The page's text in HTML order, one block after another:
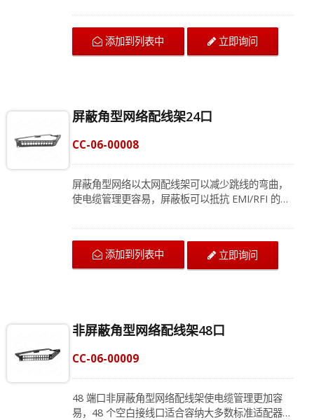
保持网线整齐。在布线环境中，配线架 24 端口是
一种智能方式，通过有助于管理结构化布线。我们
的团队很乐意为您提供量身定制的布线规划，请立
即联系我们获取更多信息！
添加到列表中 立即询问
屏蔽角型网络配线架24口
CC-06-00008
屏蔽角型网络以太网配线架可以减少跳线的弯曲，
使电缆管理更容易，屏蔽板可以抵抗 EMI/RFI 的干
包括 RJ45 以太网络模块、HDMI 音频/视频模块、
语音模块。1U 以太网配线架可搭配各种 IT 设备，
帮助高效组织一组线缆。24 端口配线架可用于商业
建筑和数据中心。我们旨在帮助企业从一个易于管
添加到列表中 立即询问
非屏蔽角型网络配线架48口
CC-06-00009
48 端口非屏蔽角型网络配线架使电缆管理更加容
易，48 个空白接线口适合容纳大多数标准适配器的